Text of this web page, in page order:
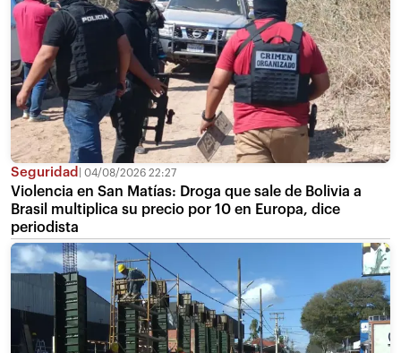
Seguridad 04/08/2026 22:27
Violencia en San Matías: Droga que sale de Bolivia a
Brasil multiplica su precio por 10 en Europa, dice
periodista